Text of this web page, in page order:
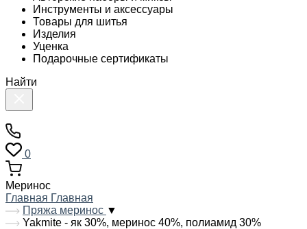
Инструменты и аксессуары
Товары для шитья
Изделия
Уценка
Подарочные сертификаты
Найти
0
Меринос
Главная Главная
Пряжа меринос ▼
Yakmite - як 30%, меринос 40%, полиамид 30%